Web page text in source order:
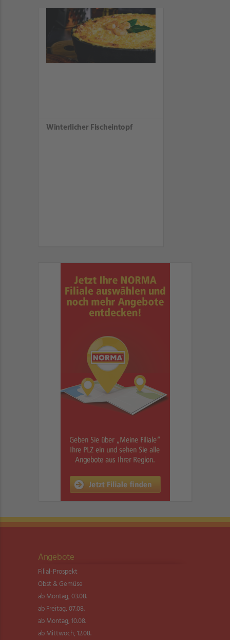
Winterlicher Fischeintopf
Angebote
Filial-Prospekt
Obst & Gemüse
ab Montag, 03.08.
ab Freitag, 07.08.
ab Montag, 10.08.
ab Mittwoch, 12.08.